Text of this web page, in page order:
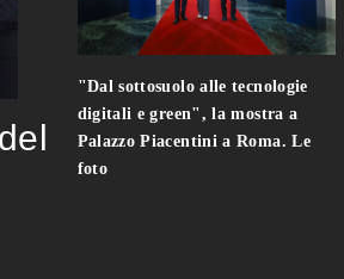
"Dal sottosuolo alle tecnologie
digitali e green", la mostra a
Palazzo Piacentini a Roma. Le
foto